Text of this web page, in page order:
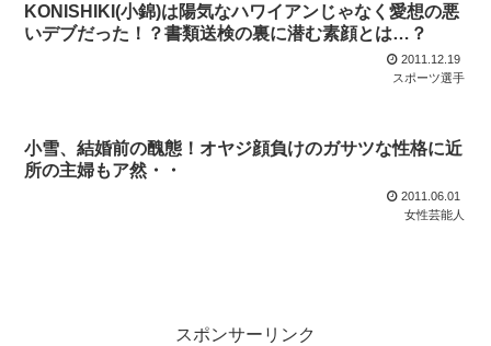
KONISHIKI(小錦)は陽気なハワイアンじゃなく愛想の悪
いデブだった！？書類送検の裏に潜む素顔とは…？
2011.12.19
スポーツ選手
小雪、結婚前の醜態！オヤジ顔負けのガサツな性格に近
所の主婦もア然・・
2011.06.01
女性芸能人
スポンサーリンク